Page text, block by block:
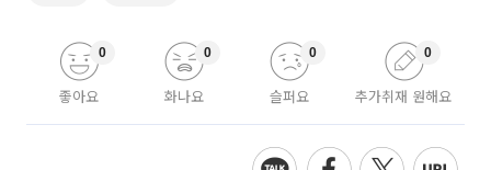
좋아요
0
화나요
0
슬퍼요
0
추가취재 원해요
0